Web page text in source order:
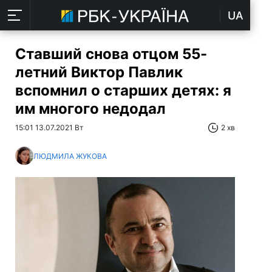
UA
Ставший снова отцом 55-
летний Виктор Павлик
вспомнил о старших детях: я
им многого недодал
15:01 13.07.2021 Вт 2 хв
ЛЮДМИЛА ЖУКОВА